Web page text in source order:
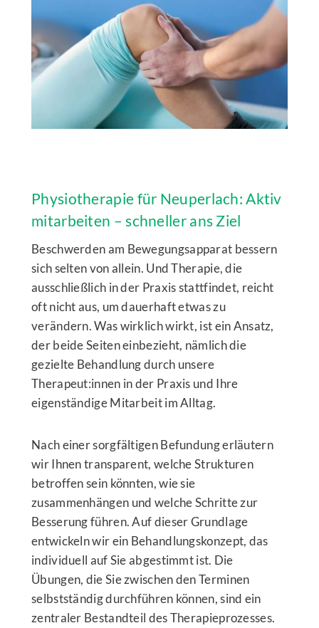
Physiotherapie für Neuperlach: Aktiv
mitarbeiten – schneller ans Ziel
Beschwerden am Bewegungsapparat bessern
sich selten von allein. Und Therapie, die
ausschließlich in der Praxis stattfindet, reicht
oft nicht aus, um dauerhaft etwas zu
verändern. Was wirklich wirkt, ist ein Ansatz,
der beide Seiten einbezieht, nämlich die
gezielte Behandlung durch unsere
Therapeut:innen in der Praxis und Ihre
eigenständige Mitarbeit im Alltag.
Nach einer sorgfältigen Befundung erläutern
wir Ihnen transparent, welche Strukturen
betroffen sein könnten, wie sie
zusammenhängen und welche Schritte zur
Besserung führen. Auf dieser Grundlage
entwickeln wir ein Behandlungskonzept, das
individuell auf Sie abgestimmt ist. Die
Übungen, die Sie zwischen den Terminen
selbstständig durchführen können, sind ein
zentraler Bestandteil des Therapieprozesses.